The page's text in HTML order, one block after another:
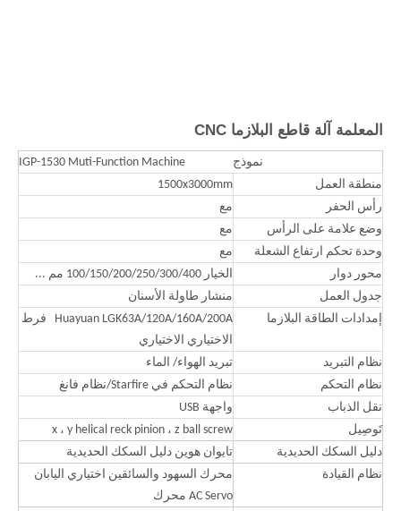
المعلمة آلة قاطع البلازما CNC
نموذج
IGP-1530 Muti-Function Machine
منطقة العمل
1500x3000mm
رأس الحفر
مع
وضع علامة على الرأس
مع
وحدة تحكم ارتفاع الشعلة
مع
محور دوار
الخيار 100/150/200/250/300/400 مم ...
جدول العمل
منشار طاولة الأسنان
إمدادات الطاقة البلازما
Huayuan LGK63A/120A/160A/200A فرط
الاختياري الاختياري
نظام التبريد
تبريد الهواء/ الماء
نظام التحكم
نظام التحكم في Starfire/نظام فانغ
نقل الذباب
واجهة USB
تَوصِيل
x ، y helical reck pinion ، z ball screw
دليل السكك الحديدية
تايوان هوين دليل السكك الحديدية
نظام القيادة
محرك السهود والسائقين اختياري اليابان
AC Servo محرك